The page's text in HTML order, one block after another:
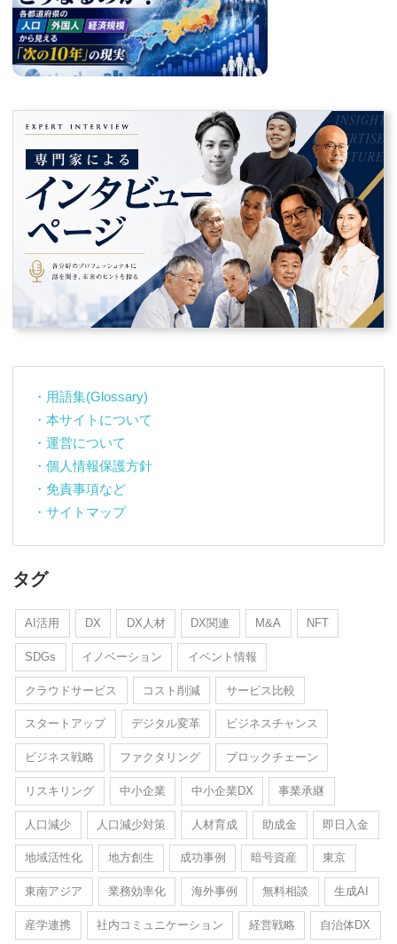
・用語集(Glossary)
・本サイトについて
・運営について
・個人情報保護方針
・免責事項など
・サイトマップ
タグ
AI活用 DX DX人材 DX関連 M&A NFT
SDGs イノベーション イベント情報
クラウドサービス コスト削減 サービス比較
スタートアップ デジタル変革 ビジネスチャンス
ビジネス戦略 ファクタリング ブロックチェーン
リスキリング 中小企業 中小企業DX 事業承継
人口減少 人口減少対策 人材育成 助成金 即日入金
地域活性化 地方創生 成功事例 暗号資産 東京
東南アジア 業務効率化 海外事例 無料相談 生成AI
産学連携 社内コミュニケーション 経営戦略 自治体DX